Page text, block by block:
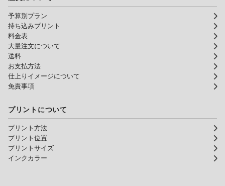
予算別プラン
持ち込みプリント
料金表
大量注文について
送料
お支払方法
仕上りイメージについて
免責事項
プリントについて
プリント方法
プリント位置
プリントサイズ
インクカラー